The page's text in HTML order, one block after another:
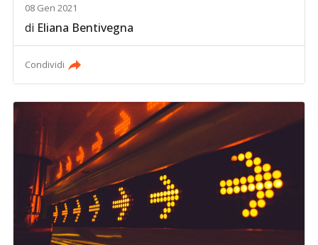
08 Gen 2021
di Eliana Bentivegna
Condividi